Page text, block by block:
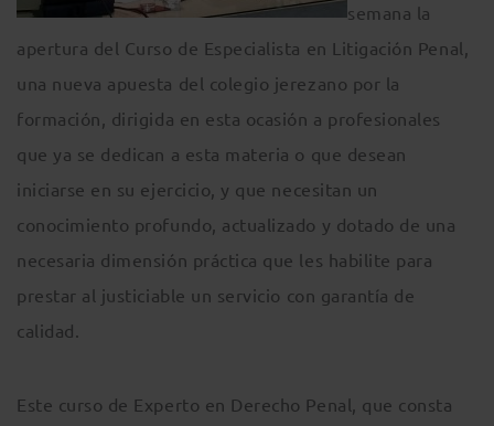
semana la
apertura del Curso de Especialista en Litigación Penal,
una nueva apuesta del colegio jerezano por la
formación, dirigida en esta ocasión a profesionales
que ya se dedican a esta materia o que desean
iniciarse en su ejercicio, y que necesitan un
conocimiento profundo, actualizado y dotado de una
necesaria dimensión práctica que les habilite para
prestar al justiciable un servicio con garantía de
calidad.
Este curso de Experto en Derecho Penal, que consta